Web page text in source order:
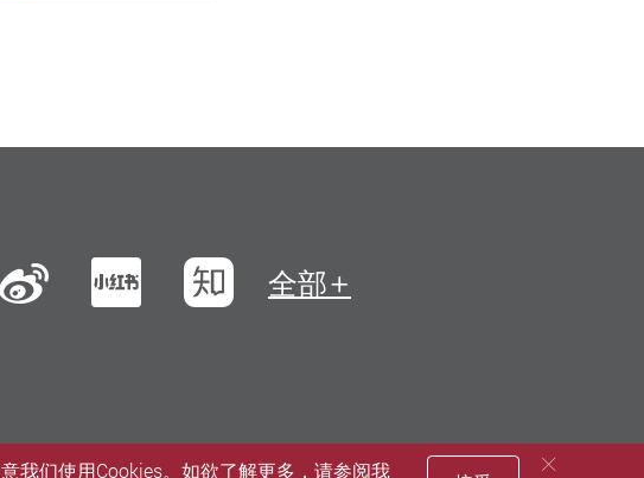
新浪微博
小红书
知乎
全部
我们使用Cookies。如欲了解更多，请参阅我